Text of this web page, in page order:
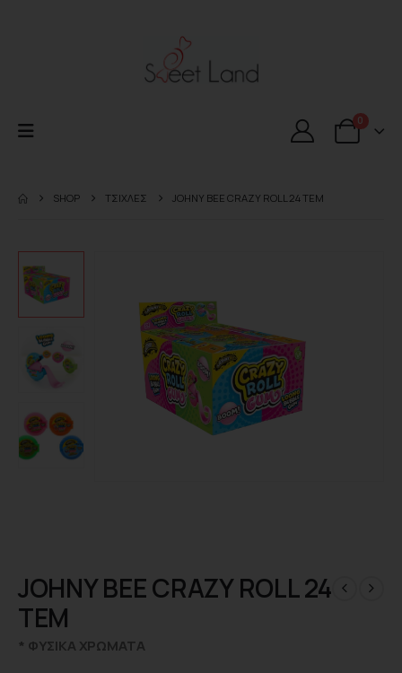
0
SHOP ΤΣΙΧΛΕΣ JOHNY ΒΕΕ CRAZY ROLL 24 ΤΕΜ
JOHNY ΒΕΕ CRAZY ROLL 24
ΤΕΜ
* ΦΥΣΙΚΑ ΧΡΩΜΑΤΑ